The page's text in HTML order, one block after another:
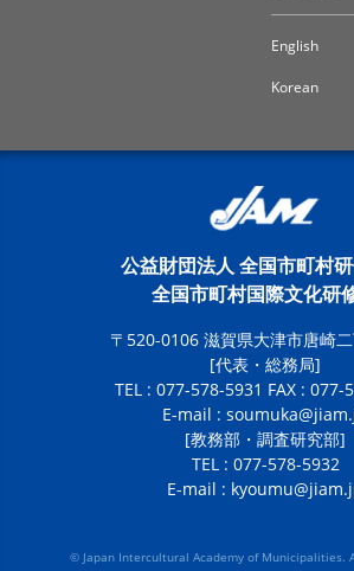
English
Korean
公益財団法人 全国市町村
全国市町村国際文化研
〒520-0106 滋賀県大津市唐崎
[代表・総務局]
TEL : 077-578-5931 FAX : 077-
E-mail :
[教務部・調査研究部]
TEL : 077-578-5932
E-mail :
© Japan Intercultural Academy of Municipalities.